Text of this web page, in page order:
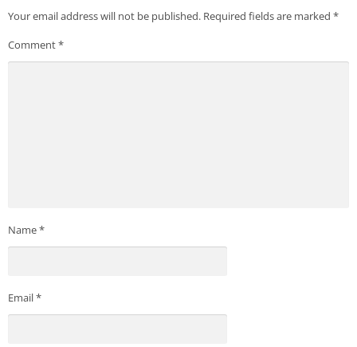
Your email address will not be published. Required fields are marked *
Comment*
Name*
Email*